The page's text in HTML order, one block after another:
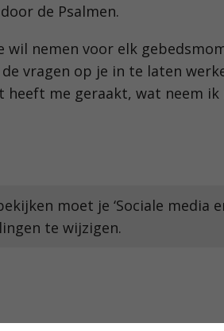
de Psalmen.
wil nemen voor elk
vragen op je in te laten
me geraakt, wat neem ik
moet je ‘Sociale media
te wijzigen.